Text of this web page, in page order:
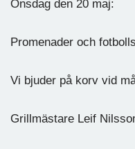
Onsdag den 20 maj:
Promenader och
Vi bjuder på korv vid
Grillmästare Leif